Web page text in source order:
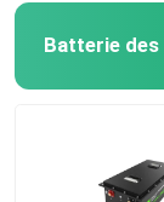
Batterie